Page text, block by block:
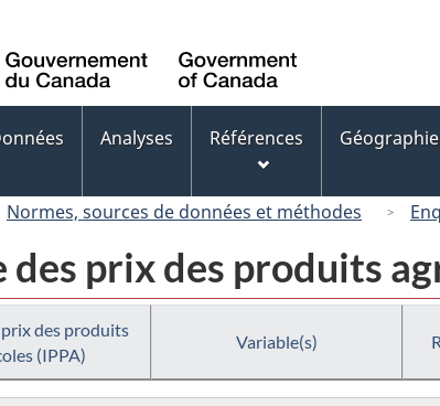
Canada
Analyses Références Géographie
Normes, sources de données et méthodes
des prix des produits
des produits
(IPPA)
Variable(s)